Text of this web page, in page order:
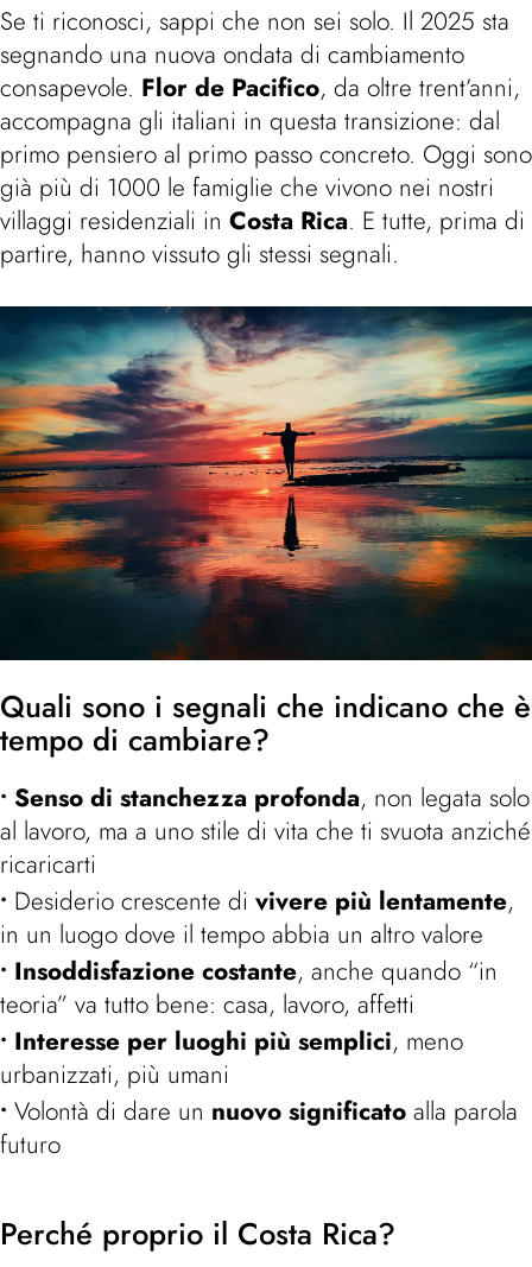
Se ti riconosci, sappi che non sei solo. Il 2025 sta
segnando una nuova ondata di cambiamento
consapevole. Flor de Pacifico, da oltre trent’anni,
accompagna gli italiani in questa transizione: dal
primo pensiero al primo passo concreto. Oggi sono
già più di 1000 le famiglie che vivono nei nostri
villaggi residenziali in Costa Rica. E tutte, prima di
partire, hanno vissuto gli stessi segnali.
Quali sono i segnali che indicano che è
tempo di cambiare?
Senso di stanchezza profonda, non legata solo
al lavoro, ma a uno stile di vita che ti svuota anziché
ricaricarti
Desiderio crescente di vivere più lentamente,
in un luogo dove il tempo abbia un altro valore
Insoddisfazione costante, anche quando “in
teoria” va tutto bene: casa, lavoro, affetti
Interesse per luoghi più semplici, meno
urbanizzati, più umani
Volontà di dare un nuovo significato alla parola
futuro
Perché proprio il Costa Rica?